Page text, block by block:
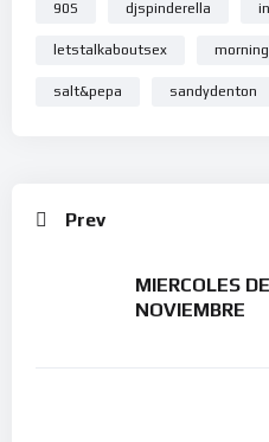
90S djspinderella
letstalkaboutsex
salt&pepa sandydenton
Prev
MIERCOLES
NOVIEMBRE